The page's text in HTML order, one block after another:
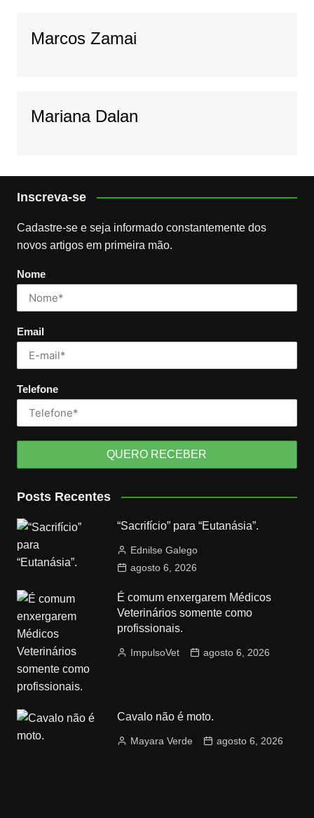
Marcos Zamai
Mariana Dalan
Inscreva-se
Cadastre-se e seja informado constantemente dos
novos artigos em primeira mão.
Nome
Email
Telefone
Posts Recentes
“Sacrifício” para “Eutanásia”.
Ednilse Galego
agosto 6, 2026
É comum enxergarem Médicos
Veterinários somente como
profissionais.
ImpulsoVet agosto 6, 2026
Cavalo não é moto.
Mayara Verde agosto 6, 2026